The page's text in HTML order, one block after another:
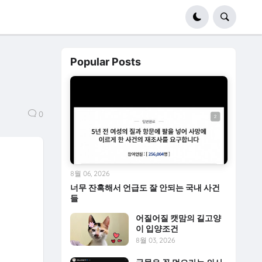
0
Popular Posts
너무 잔혹해서 언급도 잘 안되는 국내 사건
들
8월 06, 2026
어질어질 캣맘의 길고양
이 입양조건
8월 03, 2026